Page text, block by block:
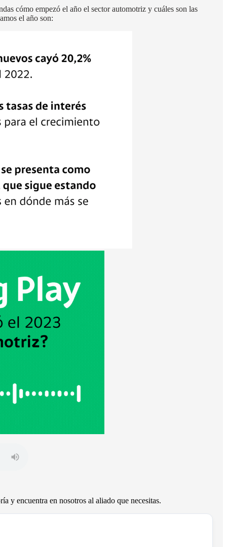
cómo empezó el año el sector automotriz y cuáles son las
el año son:
y encuentra en nosotros al aliado que necesitas.